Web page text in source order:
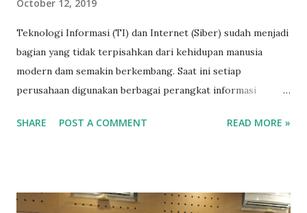
October 12, 2019
Teknologi Informasi (TI) dan Internet (Siber) sudah menjadi
bagian yang tidak terpisahkan dari kehidupan manusia
modern dam semakin berkembang. Saat ini setiap
perusahaan digunakan berbagai perangkat informasi
termasuk penggunaan smartphone dalam bekerja.
informasi. Memperhatikan keamanan informasi artinya
SHARE POST A COMMENT READ MORE »